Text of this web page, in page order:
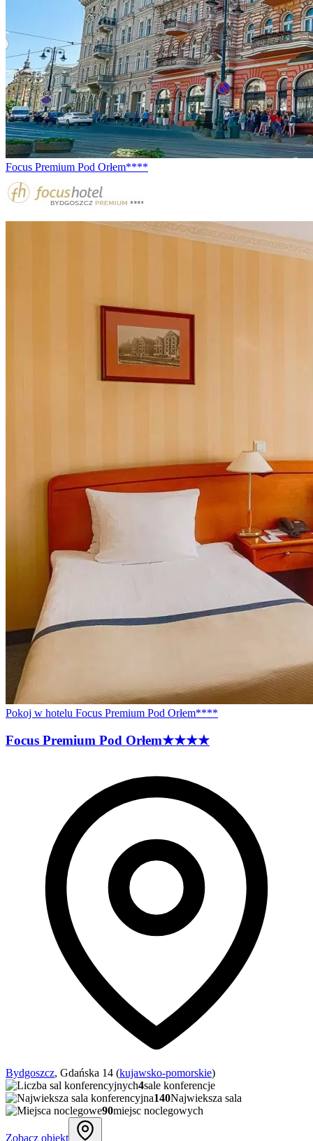
Focus Premium Pod Orłem****
Pokoj w hotelu Focus Premium Pod Orłem****
Focus Premium Pod Orłem★★★★
Bydgoszcz, Gdańska 14 (kujawsko-pomorskie)
4sale konferencje
140Najwieksza sala
90miejsc noclegowych
Zobacz obiekt